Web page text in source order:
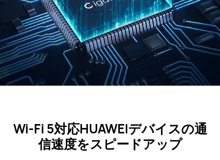
Wi-Fi 5対応HUAWEIデバイスの通
信速度をスピードアップ